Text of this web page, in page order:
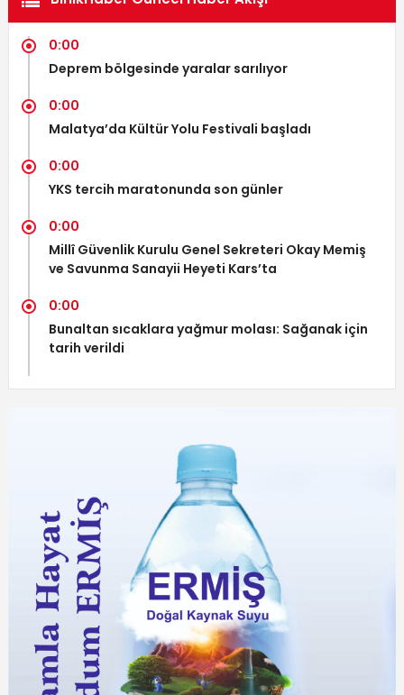
0:00
Deprem bölgesinde yaralar sarılıyor
0:00
Malatya’da Kültür Yolu Festivali başladı
0:00
YKS tercih maratonunda son günler
0:00
Millî Güvenlik Kurulu Genel Sekreteri Okay Memiş
ve Savunma Sanayii Heyeti Kars’ta
0:00
Bunaltan sıcaklara yağmur molası: Sağanak için
tarih verildi